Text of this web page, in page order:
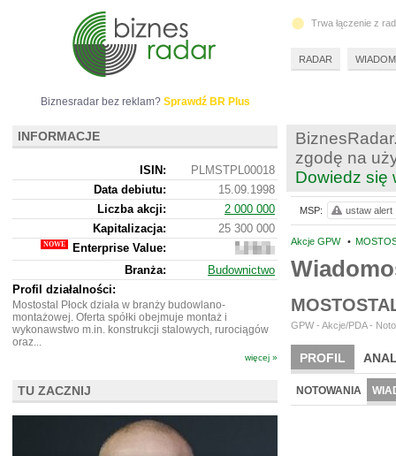
zgodę na
Dowiedz się
Akcje GPW •
GPW - Akcje/PDA -
PROFIL
BR LAB
NOTOWANIA
MSP: ustaw alert
Biznesradar bez reklam? Sprawdź BR Plus
INFORMACJE
ISIN:
PLMSTPL00018
Data debiutu:
15.09.1998
Liczba akcji:
2 000 000
Kapitalizacja:
25 300 000
Enterprise Value:
24
841
000
Branża:
Budownictwo
Profil działalności:
Mostostal Płock działa w branży budowlano-
montażowej. Oferta spółki obejmuje montaż i
wykonawstwo m.in. konstrukcji stalowych, rurociągów
oraz...
więcej »
TU ZACZNIJ
Trwa łączenie z
RADAR